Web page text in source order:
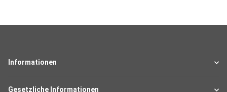
Informationen
Gesetzliche Informationen